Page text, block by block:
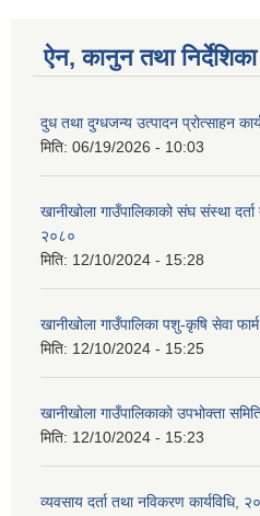
ऐन, कानुन तथा निर्देशिका
दुध तथा दुग्धजन्य उत्पादन प्रोत्साहन
मिति: 06/19/2026 - 10:03
खानीखोला गाउँपालिकाको संघ संस्था दर्ता
२०८०
मिति: 12/10/2024 - 15:28
खानीखोला गाउँपालिका पशु-कृषि सेवा
मिति: 12/10/2024 - 15:25
खानीखोला गाउँपालिकाको उपभोक्ता
मिति: 12/10/2024 - 15:23
व्यवसाय दर्ता तथा नविकरण कार्यविधि,